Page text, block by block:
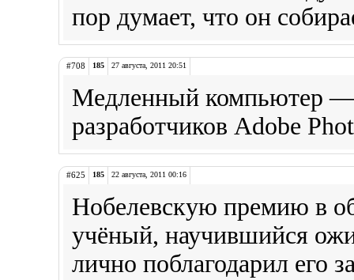
пор думает, что он
#708 185 27 августа, 2011 20:51
Медленный компьютер —
разработчиков Adobe
#625 185 22 августа, 2011 00:16
Нобелевскую премию в
учёный, научившийся
лично поблагодарил его